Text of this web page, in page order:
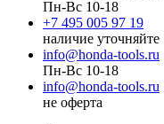
Пн-Вс 10-18
+7 495 005 97 19
наличие уточняйте
info@honda-tools.ru
Пн-Вс 10-18
info@honda-tools.ru
не оферта